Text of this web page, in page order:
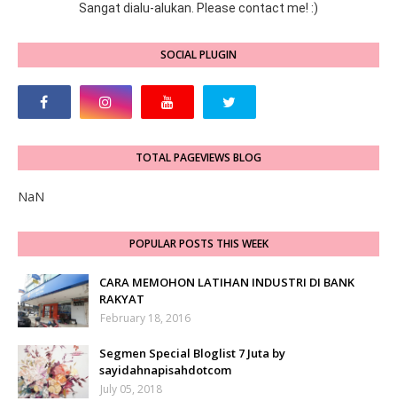
Sangat dialu-alukan. Please contact me! :)
SOCIAL PLUGIN
TOTAL PAGEVIEWS BLOG
NaN
POPULAR POSTS THIS WEEK
CARA MEMOHON LATIHAN INDUSTRI DI BANK
RAKYAT
February 18, 2016
Segmen Special Bloglist 7 Juta by
sayidahnapisahdotcom
July 05, 2018